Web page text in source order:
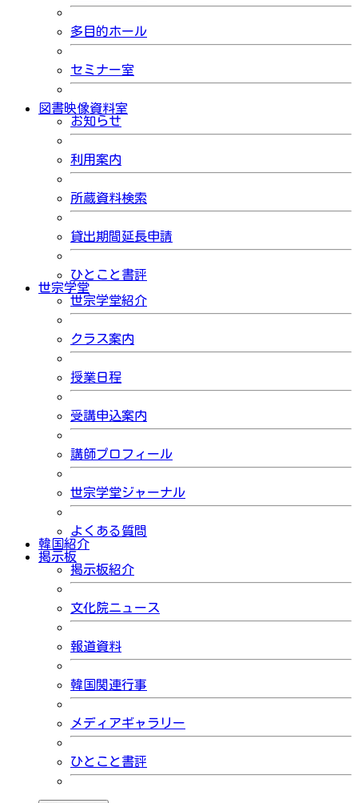
多目的ホール
セミナー室
図書映像資料室
お知らせ
利用案内
所蔵資料検索
貸出期間延長申請
ひとこと書評
世宗学堂
世宗学堂紹介
クラス案内
授業日程
受講申込案内
講師プロフィール
世宗学堂ジャーナル
よくある質問
韓国紹介
掲示板
掲示板紹介
文化院ニュース
報道資料
韓国関連行事
メディアギャラリー
ひとこと書評